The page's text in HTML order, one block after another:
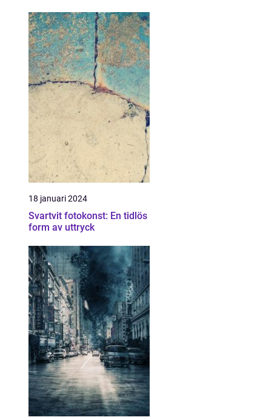
18 januari 2024
Svartvit fotokonst: En tidlös
form av uttryck